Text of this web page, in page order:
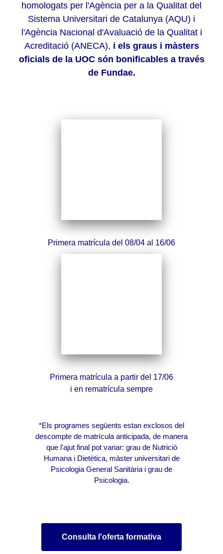
homologats per l'Agència per a la Qualitat del
Sistema Universitari de Catalunya (AQU) i
l'Agència Nacional d'Avaluació de la Qualitat i
Acreditació (ANECA), i els graus i màsters
oficials de la UOC són bonificables a través
de Fundae.
Primera matrícula del 08/04 al 16/06
Primera matrícula a partir del 17/06
i en rematrícula sempre
*Els programes següents estan exclosos del
descompte de matrícula anticipada, de manera
que l'ajut final pot variar: grau de Nutrició
Humana i Dietètica, màster universitari de
Psicologia General Sanitària i grau de
Psicologia.
Consulta l'oferta formativa